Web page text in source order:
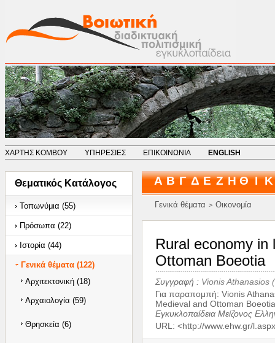
ΧΑΡΤΗΣ ΚΟΜΒΟΥ ΥΠΗΡΕΣΙΕΣ ΕΠΙΚΟΙΝΩΝΙΑ ENGLISH
Θεματικός Κατάλογος
Τοπωνύμια (55)
Πρόσωπα (22)
Ιστορία (44)
Γενικά θέματα (122)
Αρχιτεκτονική (18)
Αρχαιολογία (59)
Θρησκεία (6)
Α Β Γ Δ Ε Ζ Η Θ Ι Κ
Γενικά θέματα > Οικονομία
Rural economy
Ottoman Boeotia
Συγγραφή : Vionis Athanasios
Για παραπομπή: Vionis
Μedieval and Ottoman
Εγκυκλοπαίδεια Μείζονος
URL: <http://www.ehw.gr/